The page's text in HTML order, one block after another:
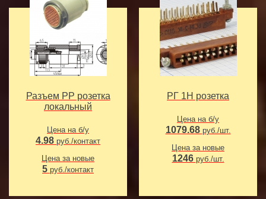
Разъем РР розетка
локальный
Цена на б/у
4.98 руб./контакт
Цена за новые
5 руб./контакт
РГ 1Н розетка
Цена на б/у
1079.68 руб./шт.
Цена за новые
1246 руб./шт.